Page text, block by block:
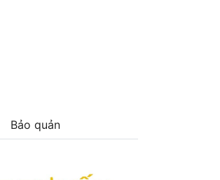
Bảo quản